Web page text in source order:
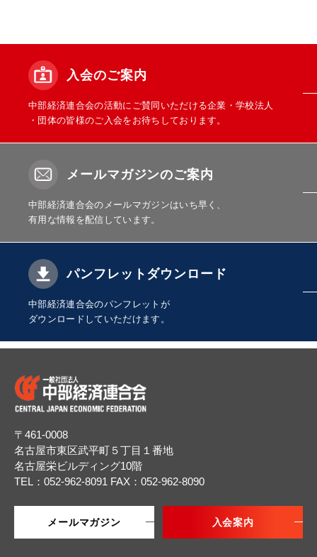
入会のご案内
中部経済連合会の活動にご賛同いただける企業・学校法人
・団体の皆様のご入会をお待ちしております。
メールマガジンのご案内
中部経済連合会のメールマガジンはいち早く、
有用な情報を配信しています。
パンフレットダウンロード
中部経済連合会のパンフレットが
ダウンロードしていただけます。
〒461-0008
名古屋市東区武平町５丁目１番地
名古屋栄ビルディング10階
TEL：052-962-8091 FAX：052-962-8090
メールマガジン 入会案内